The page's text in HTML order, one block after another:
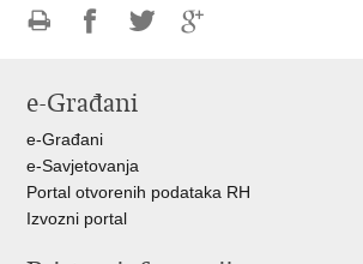
FacebookuTwitteru
e-Građani
e-Građani
e-Savjetovanja
Portal otvorenih podataka RH
Izvozni portal